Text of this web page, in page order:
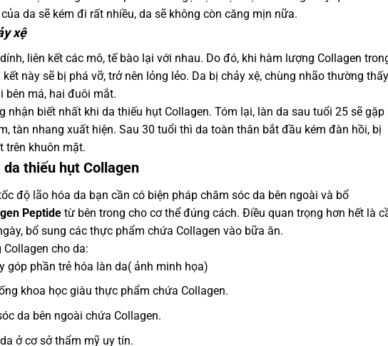
da sẽ kém đi rất nhiều, da sẽ không còn căng mịn nữa.
xệ
liên kết các mô, tế bào lại với nhau. Do đó, khi hàm lượng Collagen
này sẽ bị phá vỡ, trở nên lỏng lẻo. Da bị chảy xệ, chùng nhão thường
bên má, hai đuôi mắt.
nhận biết nhất khi da thiếu hụt Collagen. Tóm lại, làn da sau tuổi 25 sẽ gặp
tàn nhang xuất hiện. Sau 30 tuổi thì da toàn thân bắt đầu kém đàn hồi, bị
trên khuôn mặt.
thiếu hụt Collagen
độ lão hóa da bạn cần có biện pháp chăm sóc da bên ngoài và bổ
Peptide từ bên trong cho cơ thể đúng cách. Điều quan trọng hơn hết là
bổ sung các thực phẩm chứa Collagen vào bữa ăn.
cho da:
góp phần trẻ hóa làn da( ảnh minh họa)
khoa học giàu thực phẩm chứa Collagen.
da bên ngoài chứa Collagen.
ở cơ sở thẩm mỹ uy tín.